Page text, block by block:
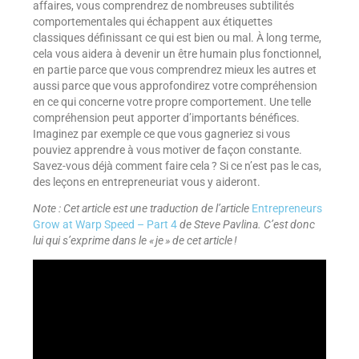
affaires, vous comprendrez de nombreuses subtilités
comportementales qui échappent aux étiquettes
classiques définissant ce qui est bien ou mal. À long terme,
cela vous aidera à devenir un être humain plus fonctionnel,
en partie parce que vous comprendrez mieux les autres et
aussi parce que vous approfondirez votre compréhension
en ce qui concerne votre propre comportement. Une telle
compréhension peut apporter d’importants bénéfices.
Imaginez par exemple ce que vous gagneriez si vous
pouviez apprendre à vous motiver de façon constante.
Savez-vous déjà comment faire cela ? Si ce n’est pas le cas,
des leçons en entrepreneuriat vous y aideront.
Note : Cet article est une traduction de l’article Entrepreneurs
Grow at Warp Speed – Part 4 de Steve Pavlina. C’est donc
lui qui s’exprime dans le « je » de cet article !